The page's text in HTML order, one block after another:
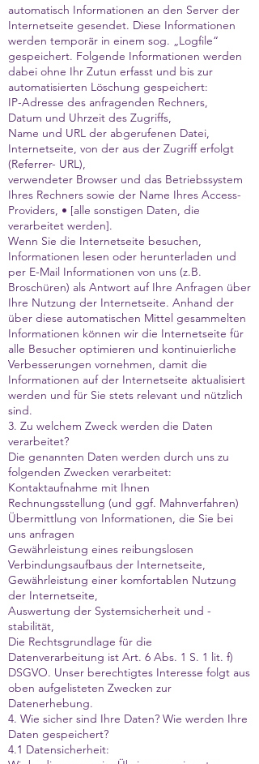
automatisch Informationen an den Server der
Internetseite gesendet. Diese Informationen
werden temporär in einem sog. „Logfile“
gespeichert. Folgende Informationen werden
dabei ohne Ihr Zutun erfasst und bis zur
automatisierten Löschung gespeichert:
IP-Adresse des anfragenden Rechners,
Datum und Uhrzeit des Zugriffs,
Name und URL der abgerufenen Datei,
Internetseite, von der aus der Zugriff erfolgt
(Referrer- URL),
verwendeter Browser und das Betriebssystem
Ihres Rechners sowie der Name Ihres Access-
Providers, • [alle sonstigen Daten, die
verarbeitet werden].
Wenn Sie die Internetseite besuchen,
Informationen lesen oder herunterladen und
per E-Mail Informationen von uns (z.B.
Broschüren) als Antwort auf Ihre Anfragen über
Ihre Nutzung der Internetseite. Anhand der
über diese automatischen Mittel gesammelten
Informationen können wir die Internetseite für
alle Besucher optimieren und kontinuierliche
Verbesserungen vornehmen, damit die
Informationen auf der Internetseite aktualisiert
werden und für Sie stets relevant und nützlich
sind.
3. Zu welchem Zweck werden die Daten
verarbeitet?
Die genannten Daten werden durch uns zu
folgenden Zwecken verarbeitet:
Kontaktaufnahme mit Ihnen
Rechnungsstellung (und ggf. Mahnverfahren)
Übermittlung von Informationen, die Sie bei
uns anfragen
Gewährleistung eines reibungslosen
Verbindungsaufbaus der Internetseite,
Gewährleistung einer komfortablen Nutzung
der Internetseite,
Auswertung der Systemsicherheit und -
stabilität,
Die Rechtsgrundlage für die
Datenverarbeitung ist Art. 6 Abs. 1 S. 1 lit. f)
DSGVO. Unser berechtigtes Interesse folgt aus
oben aufgelisteten Zwecken zur
Datenerhebung.
4. Wie sicher sind Ihre Daten? Wie werden Ihre
Daten gespeichert?
4.1 Datensicherheit: